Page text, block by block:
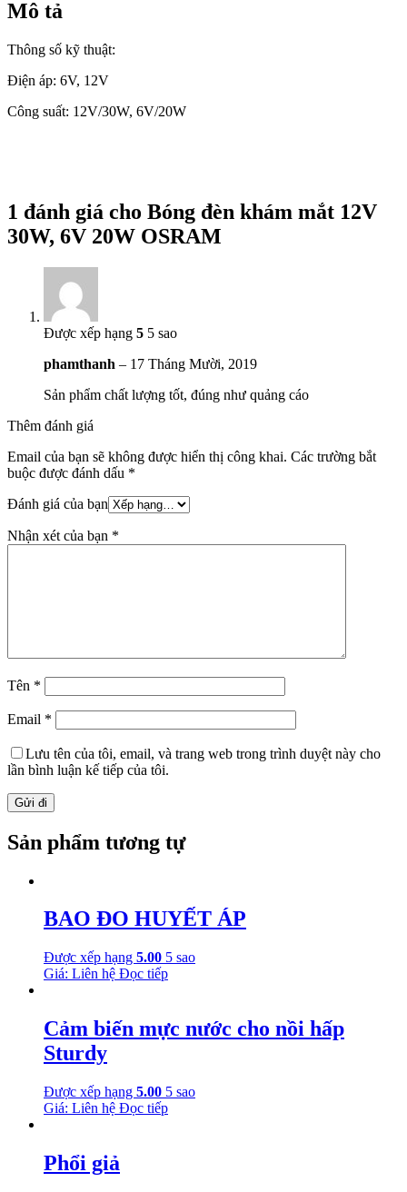
Mô tả
Thông số kỹ thuật:
Điện áp: 6V, 12V
Công suất: 12V/30W, 6V/20W
1 đánh giá cho Bóng đèn khám mắt 12V
30W, 6V 20W OSRAM
Được xếp hạng 5 5 sao
phamthanh – 17 Tháng Mười, 2019
Sản phẩm chất lượng tốt, đúng như quảng cáo
Thêm đánh giá
Email của bạn sẽ không được hiển thị công khai. Các trường bắt
buộc được đánh dấu *
Đánh giá của bạn
Nhận xét của bạn *
Tên *
Email *
Lưu tên của tôi, email, và trang web trong trình duyệt này cho
lần bình luận kế tiếp của tôi.
Sản phẩm tương tự
BAO ĐO HUYẾT ÁP
Được xếp hạng 5.00 5 sao
Giá: Liên hệ Đọc tiếp
Cảm biến mực nước cho nồi hấp
Sturdy
Được xếp hạng 5.00 5 sao
Giá: Liên hệ Đọc tiếp
Phổi giả